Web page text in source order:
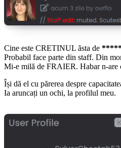
Cine este CRETINUL ăsta de
Probabil face parte din staff. Din
Mi-e milă de FRAIER. Habar n-
Își dă el cu părerea despre
Ia aruncați un ochi, la profilul meu.